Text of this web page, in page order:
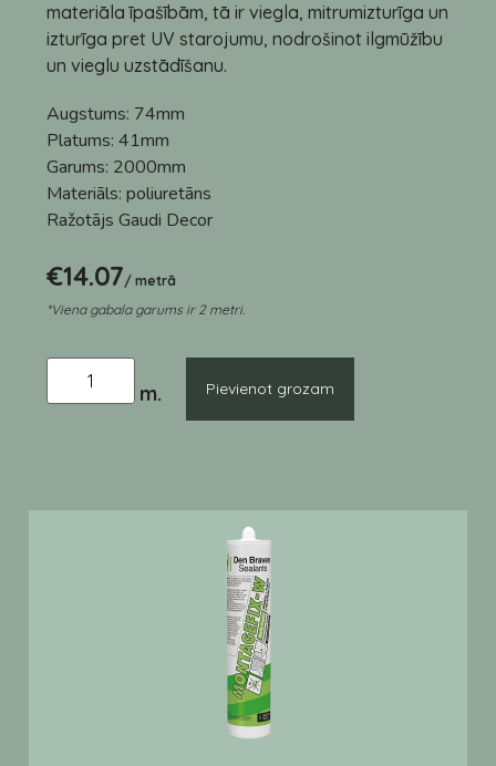
materiāla īpašībām, tā ir viegla, mitrumizturīga un
izturīga pret UV starojumu, nodrošinot ilgmūžību
un vieglu uzstādīšanu.
Augstums: 74mm
Platums: 41mm
Garums: 2000mm
Materiāls: poliuretāns
Ražotājs Gaudi Decor
€14.07/ metrā
*Viena gabala garums ir 2 metri.
Pievienot grozam